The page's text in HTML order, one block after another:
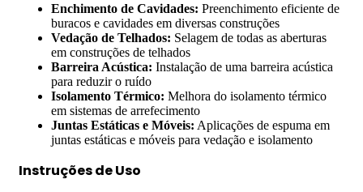
Enchimento de Cavidades: Preenchimento eficiente de
buracos e cavidades em diversas construções
Vedação de Telhados: Selagem de todas as aberturas
em construções de telhados
Barreira Acústica: Instalação de uma barreira acústica
para reduzir o ruído
Isolamento Térmico: Melhora do isolamento térmico
em sistemas de arrefecimento
Juntas Estáticas e Móveis: Aplicações de espuma em
juntas estáticas e móveis para vedação e isolamento
Instruções de Uso